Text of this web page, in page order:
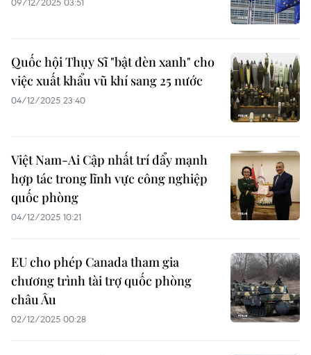
Quốc hội Thụy Sĩ "bật đèn xanh" cho
việc xuất khẩu vũ khí sang 25 nước
04/12/2025 23:40
Việt Nam-Ai Cập nhất trí đẩy mạnh
hợp tác trong lĩnh vực công nghiệp
quốc phòng
04/12/2025 10:21
EU cho phép Canada tham gia
chương trình tài trợ quốc phòng
châu Âu
02/12/2025 00:28